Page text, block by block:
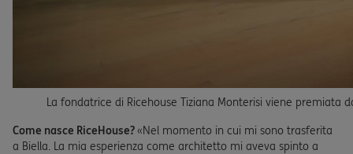
La fondatrice di Ricehouse Tiziana Monterisi viene premiata
Come nasce RiceHouse?«Nel momento in cui mi sono trasferita
a Biella. La mia esperienza come architetto mi aveva spinto a